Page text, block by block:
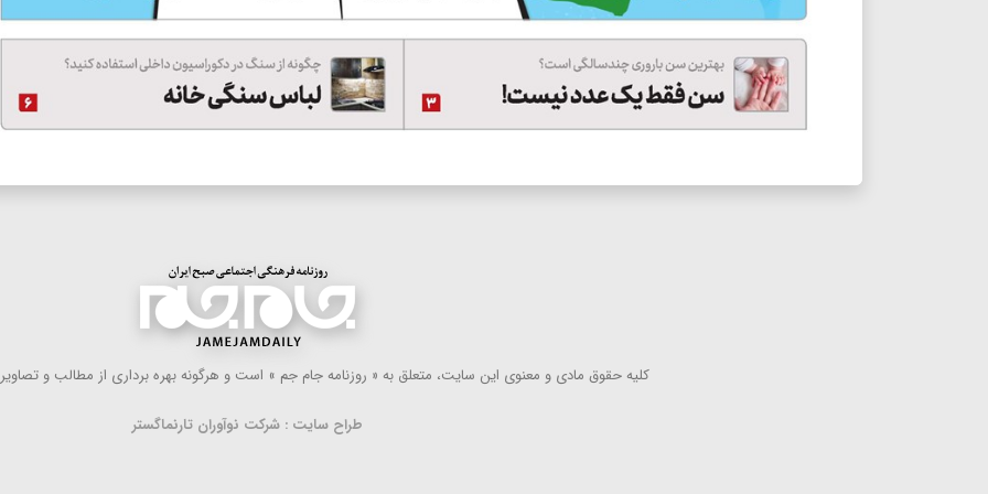
كلیه حقوق مادی و معنوی این سایت، متعلق به « روزنامه جام جم » است و هرگونه بهره ‌برداری از مطالب و
طراح سایت : شرکت نوآوران تارنماگستر